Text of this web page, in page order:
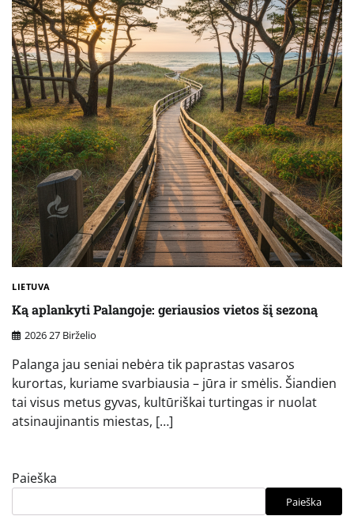
LIETUVA
Ką aplankyti Palangoje: geriausios vietos šį sezoną
2026 27 Birželio
Palanga jau seniai nebėra tik paprastas vasaros
kurortas, kuriame svarbiausia – jūra ir smėlis. Šiandien
tai visus metus gyvas, kultūriškai turtingas ir nuolat
atsinaujinantis miestas, […]
Paieška
Paieška